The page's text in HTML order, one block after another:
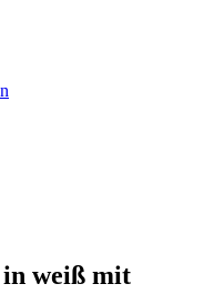
in weiß mit